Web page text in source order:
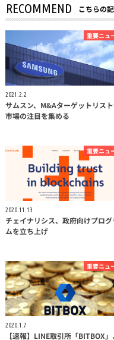
RECOMMEND こちらの
重要ニュ
2021.2.2
サムスン、M&Aターゲットリス
市場の注目を集める
重要ニュ
2020.11.13
チェイナリシス、政府向けプログ
ムを立ち上げ
重要ニュ
2020.1.7
【速報】LINE取引所「BITBOX」、